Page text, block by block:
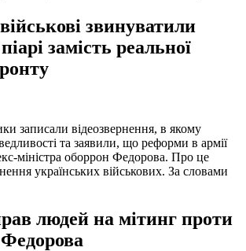
звинуватили
замість реальної
записали відеозвернення, в якому
та заявили, що реформи в армії
екс-міністра оборрон Федорова. Про це
українських військових. За словами
людей на мітинг проти